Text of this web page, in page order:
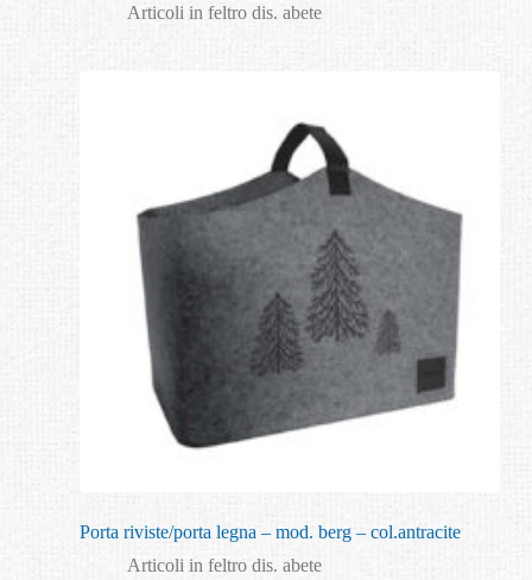
Articoli in feltro dis. abete
Porta riviste/porta legna – mod. berg – col.antracite
Articoli in feltro dis. abete